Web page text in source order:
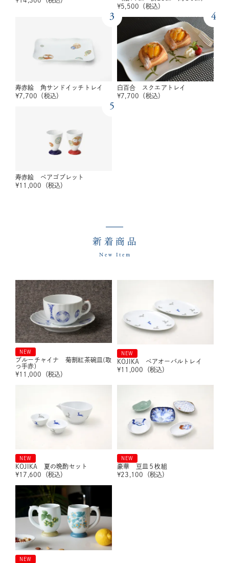
¥5,500 （税込）
3
寿赤絵 角サンドイッチトレイ
¥7,700 （税込）
4
白百合 スクエアトレイ
¥7,700 （税込）
5
寿赤絵 ペアゴブレット
¥11,000 （税込）
新着商品
New Item
NEW
ブルーチャイナ 菊割紅茶碗皿(取
っ手赤)
¥11,000 （税込）
NEW
KOJIKA ペアオーバルトレイ
¥11,000 （税込）
NEW
KOJIKA 夏の晩酌セット
¥17,600 （税込）
NEW
豪華 豆皿５枚組
¥23,100 （税込）
NEW